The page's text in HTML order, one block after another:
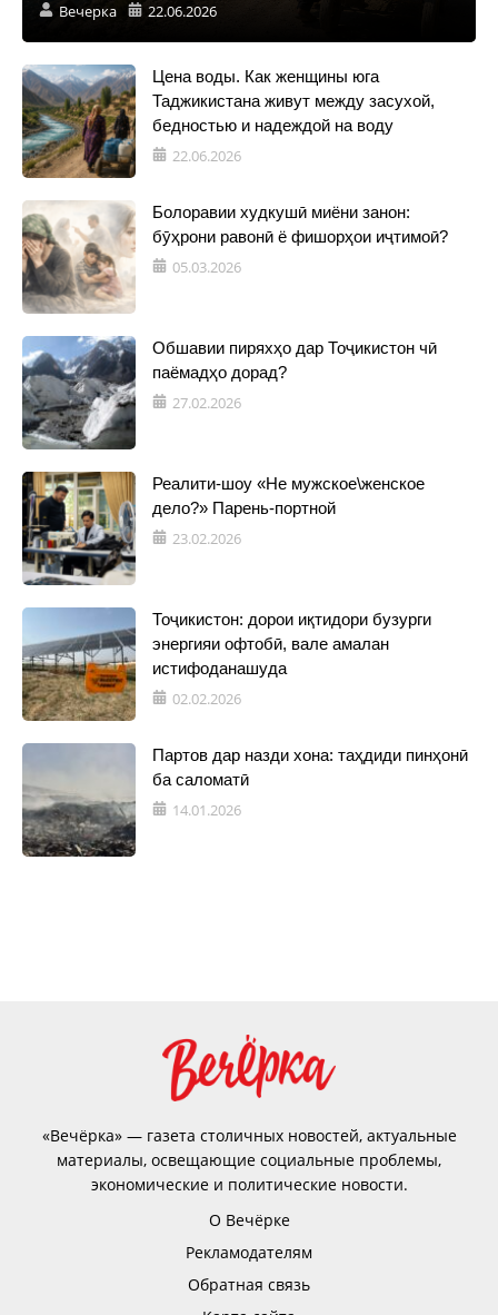
Вечерка 22.06.2026
Цена воды. Как женщины юга
Таджикистана живут между засухой,
бедностью и надеждой на воду
22.06.2026
Болоравии худкушӣ миёни занон:
бӯҳрони равонӣ ё фишорҳои иҷтимоӣ?
05.03.2026
Обшавии пиряхҳо дар Тоҷикистон чӣ
паёмадҳо дорад?
27.02.2026
Реалити-шоу «Не мужское\женское
дело?» Парень-портной
23.02.2026
Тоҷикистон: дорои иқтидори бузурги
энергияи офтобӣ, вале амалан
истифоданашуда
02.02.2026
Партов дар назди хона: таҳдиди пинҳонӣ
ба саломатӣ
14.01.2026
«Вечёрка» — газета столичных новостей, актуальные
материалы, освещающие социальные проблемы,
экономические и политические новости.
О Вечёрке
Рекламодателям
Обратная связь